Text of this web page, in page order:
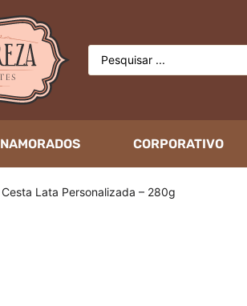
NAMORADOS CORPORATIVO
Cesta Lata Personalizada – 280g